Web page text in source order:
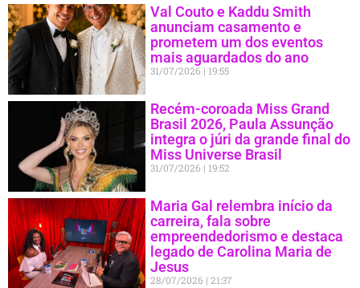
Val Couto e Kaddu Smith
anunciam casamento e
prometem um dos eventos
mais aguardados do ano
31/07/2026 19:55
Recém-coroada Miss Grand
Brasil 2026, Paula Assunção
integra o júri da grande final do
Miss Universe Brasil
31/07/2026 19:52
Maria Gal relembra início da
carreira, fala sobre
empreendedorismo e destaca
legado de Carolina Maria de
Jesus
28/07/2026 21:37